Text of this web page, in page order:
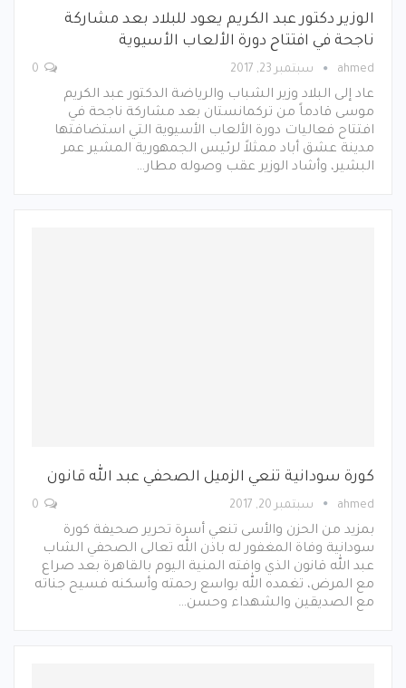
الوزير دكتور عبد الكريم يعود للبلاد بعد مشاركة
ناجحة في افتتاح دورة الألعاب الأسيوية
ahmed سبتمبر 23, 2017
عاد إلى البلاد وزير الشباب والرياضة الدكتور عبد الكريم
موسى قادماً من تركمانستان بعد مشاركة ناجحة في
افتتاح فعاليات دورة الألعاب الأسيوية التي استضافتها
مدينة عشق أباد ممثلاً لرئيس الجمهورية المشير عمر
البشير، وأشاد الوزير عقب وصوله مطار…
كورة سودانية تنعي الزميل الصحفي عبد الله قانون
ahmed سبتمبر 20, 2017
بمزيد من الحزن والأسى تنعي أسرة تحرير صحيفة كورة
سودانية وفاة المغفور له باذن الله تعالى الصحفي الشاب
عبد الله قانون الذي وافته المنية اليوم بالقاهرة بعد صراع
مع المرض، تغمده الله بواسع رحمته وأسكنه فسيح جناته
مع الصديقين والشهداء وحسن…